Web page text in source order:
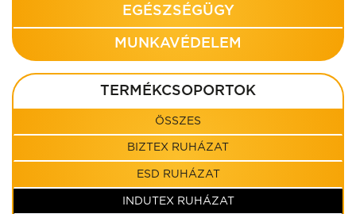
EGÉSZSÉGÜGY
MUNKAVÉDELEM
TERMÉKCSOPORTOK
ÖSSZES
BIZTEX RUHÁZAT
ESD RUHÁZAT
INDUTEX RUHÁZAT